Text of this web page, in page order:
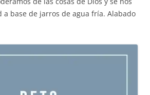
base de jarros de agua fría. Alabado